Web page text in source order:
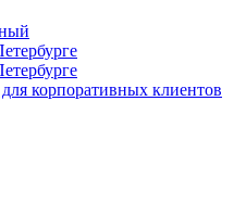
корпоративных клиентов